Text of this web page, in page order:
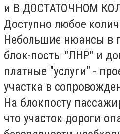
и В ДОСТАТОЧНОМ
Доступно любое
Небольшие нюансы в
блок-посты "ЛНР" и
платные "услуги" -
участка в
На блокпосту
что участок дороги